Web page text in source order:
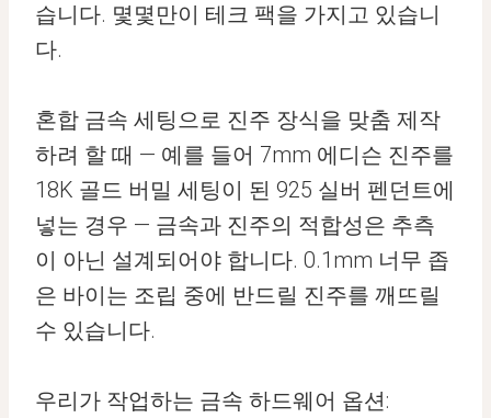
습니다. 몇몇만이 테크 팩을 가지고 있습니
다.
혼합 금속 세팅으로 진주 장식을 맞춤 제작
하려 할 때 — 예를 들어 7mm 에디슨 진주를
18K 골드 버밀 세팅이 된 925 실버 펜던트에
넣는 경우 — 금속과 진주의 적합성은 추측
이 아닌 설계되어야 합니다. 0.1mm 너무 좁
은 바이는 조립 중에 반드릴 진주를 깨뜨릴
수 있습니다.
우리가 작업하는 금속 하드웨어 옵션: